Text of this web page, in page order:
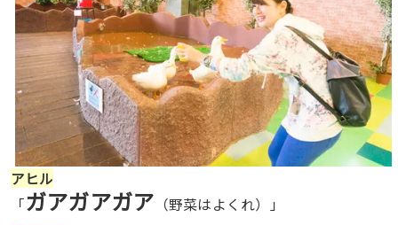
アヒル
「ガアガアガア （野菜はよくれ）」